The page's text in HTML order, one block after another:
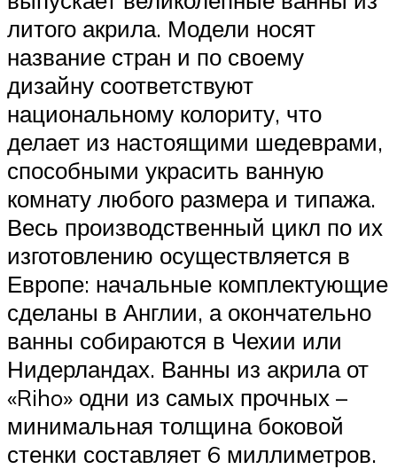
литого акрила. Модели носят
название стран и по своему
дизайну соответствуют
национальному колориту, что
делает из настоящими шедеврами,
способными украсить ванную
комнату любого размера и типажа.
Весь производственный цикл по их
изготовлению осуществляется в
Европе: начальные комплектующие
сделаны в Англии, а окончательно
ванны собираются в Чехии или
Нидерландах. Ванны из акрила от
«Riho» одни из самых прочных –
минимальная толщина боковой
стенки составляет 6 миллиметров.